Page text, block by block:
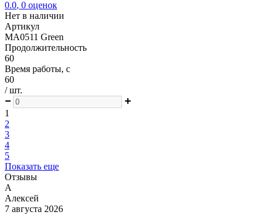
0.0, 0 оценок
Нет в наличии
Артикул
MA0511 Green
Продолжительность
60
Время работы, с
60
/ шт.
1
2
3
4
5
Показать еще
Отзывы
А
Алексей
7 августа 2026